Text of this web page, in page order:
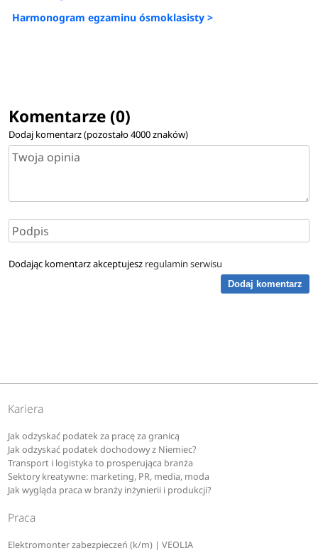
Harmonogram egzaminu ósmoklasisty >
Komentarze (0)
Dodaj komentarz (pozostało4000znaków)
Dodając komentarz akceptujesz regulamin serwisu
Dodaj komentarz
Kariera
Jak odzyskać podatek za pracę za granicą
Jak odzyskać podatek dochodowy z Niemiec?
Transport i logistyka to prosperująca branża
Sektory kreatywne: marketing, PR, media, moda
Jak wygląda praca w branży inżynierii i produkcji?
Praca
Elektromonter zabezpieczeń (k/m) | VEOLIA